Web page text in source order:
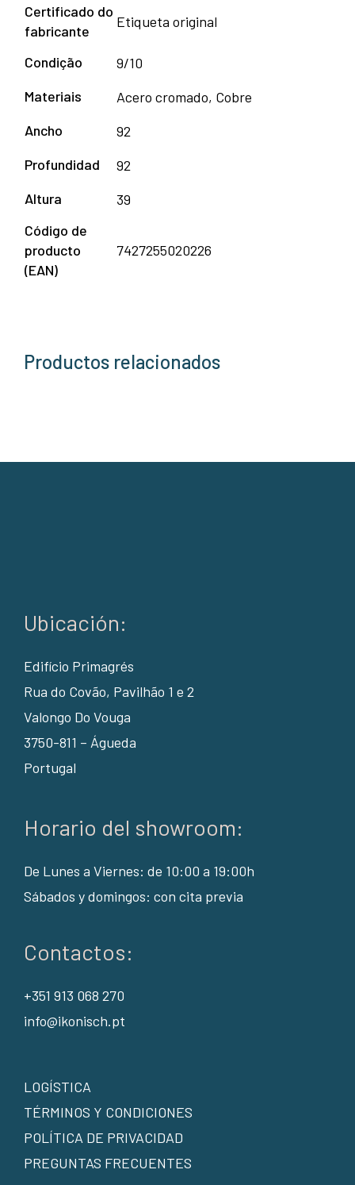
Certificado do
fabricante
Etiqueta original
Condição
9/10
Materiais
Acero cromado, Cobre
Ancho
92
Profundidad
92
Altura
39
Código de
producto
(EAN)
7427255020226
Productos relacionados
Ubicación:
Edifício Primagrés
Rua do Covão, Pavilhão 1 e 2
Valongo Do Vouga
3750-811 – Águeda
Portugal
Horario del showroom:
De Lunes a Viernes: de 10:00 a 19:00h
Sábados y domingos: con cita previa
Contactos:
+351 913 068 270
info@ikonisch.pt
LOGÍSTICA
TÉRMINOS Y CONDICIONES
POLÍTICA DE PRIVACIDAD
PREGUNTAS FRECUENTES